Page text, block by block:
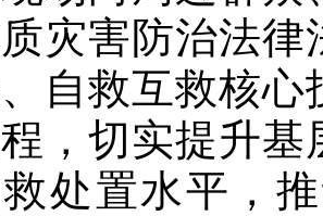
灾害防治法
自救互救核
，切实提升
处置水平，